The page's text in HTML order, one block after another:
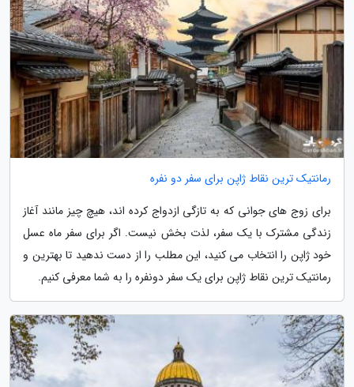
رمانتیک ترین نقاط ژاپن برای سفر دو نفره
برای زوج های جوانی که به تازگی ازدواج کرده اند، هیچ چیز مانند آغاز
زندگی مشترک با یک سفر، لذت بخش نیست. اگر برای سفر ماه عسل
خود ژاپن را انتخاب می کنید، این مطلب را از دست ندهید تا بهترین و
رمانتیک ترین نقاط ژاپن برای یک سفر دونفره را به شما معرفی کنیم.